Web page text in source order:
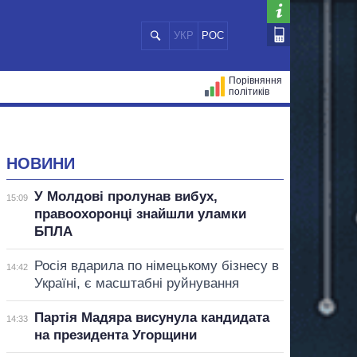
УКР РОС
Порівняння
політиків
НОВИНИ
15:09
У Молдові пролунав вибух,
правоохоронці знайшли уламки
БПЛА
14:42
Росія вдарила по німецькому бізнесу в
Україні, є масштабні руйнування
14:33
Партія Мадяра висунула кандидата
на президента Угорщини